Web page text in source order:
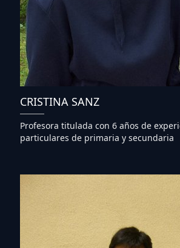
CRISTINA SANZ
Profesora titulada con 6 años de
particulares de primaria y secundaria